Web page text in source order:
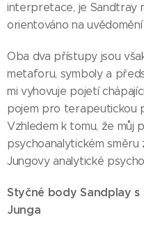
interpretace, je Sandtray
orientováno na
Oba dva přístupy jsou
metaforu, symboly a
mi vyhovuje pojetí
pojem pro terapeutickou
Vzhledem k tomu, že můj
psychoanalytickém směru
Jungovy analytické
Styčné body Sandplay s
Junga